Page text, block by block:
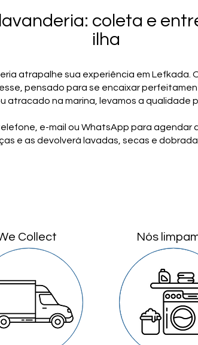
coleta e
ilha
atrapalhe sua experiência em Lefkada.
pensado para se encaixar
atracado na marina, levamos a qualidade
e-mail ou WhatsApp para agendar
e as devolverá lavadas, secas e
Collect Nós